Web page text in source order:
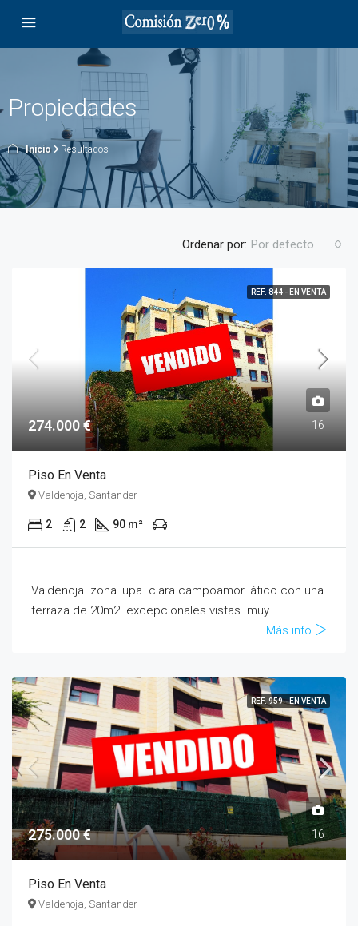
Propiedades
Inicio Resultados
Ordenar por: Por defecto
REF. 844 - EN VENTA
274.000 € 16
Piso En Venta
Valdenoja, Santander
2 2 90 m²
Valdenoja. zona lupa. clara campoamor. ático con una
terraza de 20m2. excepcionales vistas. muy...
Más info
REF. 959 - EN VENTA
275.000 € 16
Piso En Venta
Valdenoja, Santander